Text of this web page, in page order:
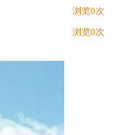
浏览0次
浏览0次